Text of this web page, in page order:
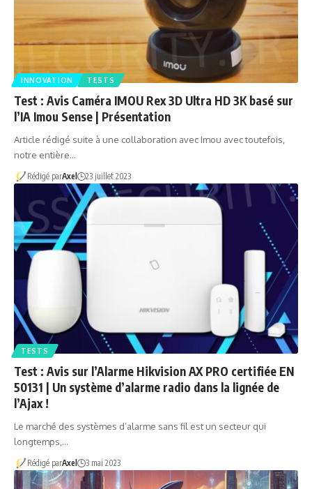
INNOVATION TESTS
Test : Avis Caméra IMOU Rex 3D Ultra HD 3K basé sur
l’IA Imou Sense | Présentation
Article rédigé suite à une collaboration avec Imou avec toutefois,
notre entière…
Rédigé parAxel 23 juillet 2023
TESTS
Test : Avis sur l’Alarme Hikvision AX PRO certifiée EN
50131 | Un système d’alarme radio dans la lignée de
l’Ajax !
Le marché des systèmes d’alarme sans fil est un secteur qui
longtemps,…
Rédigé parAxel 3 mai 2023